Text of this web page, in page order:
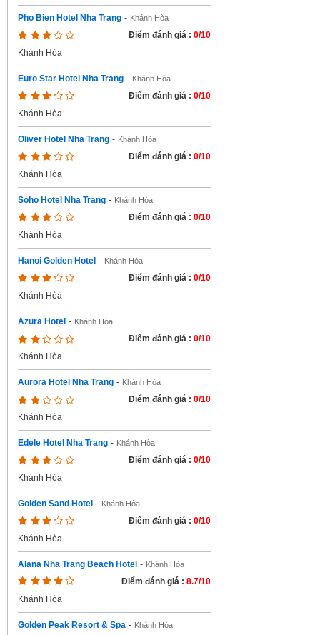
Pho Bien Hotel Nha Trang - Khánh Hòa
Điểm đánh giá : 0/10
Khánh Hòa
Euro Star Hotel Nha Trang - Khánh Hòa
Điểm đánh giá : 0/10
Khánh Hòa
Oliver Hotel Nha Trang - Khánh Hòa
Điểm đánh giá : 0/10
Khánh Hòa
Soho Hotel Nha Trang - Khánh Hòa
Điểm đánh giá : 0/10
Khánh Hòa
Hanoi Golden Hotel - Khánh Hòa
Điểm đánh giá : 0/10
Khánh Hòa
Azura Hotel - Khánh Hòa
Điểm đánh giá : 0/10
Khánh Hòa
Aurora Hotel Nha Trang - Khánh Hòa
Điểm đánh giá : 0/10
Khánh Hòa
Edele Hotel Nha Trang - Khánh Hòa
Điểm đánh giá : 0/10
Khánh Hòa
Golden Sand Hotel - Khánh Hòa
Điểm đánh giá : 0/10
Khánh Hòa
Alana Nha Trang Beach Hotel - Khánh Hòa
Điểm đánh giá : 8.7/10
Khánh Hòa
Golden Peak Resort & Spa - Khánh Hòa